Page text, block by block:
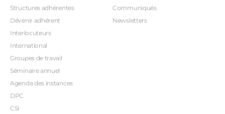
Structures adhérentes
Dévenir adhérent
Interlocuteurs
International
Groupes de travail
Séminaire annuel
Agenda des instances
DPC
CSI
Communiqués
Newsletters